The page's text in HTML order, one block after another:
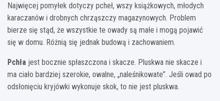
Najwięcej pomyłek dotyczy pcheł, wszy książkowych, młodych
karaczanów i drobnych chrząszczy magazynowych. Problem
bierze się stąd, że wszystkie te owady są małe i mogą pojawić
się w domu. Różnią się jednak budową i zachowaniem.
Pchła jest bocznie spłaszczona i skacze. Pluskwa nie skacze i
ma ciało bardziej szerokie, owalne, „naleśnikowate”. Jeśli owad po
odsłonięciu kryjówki wykonuje skok, to nie jest pluskwa.